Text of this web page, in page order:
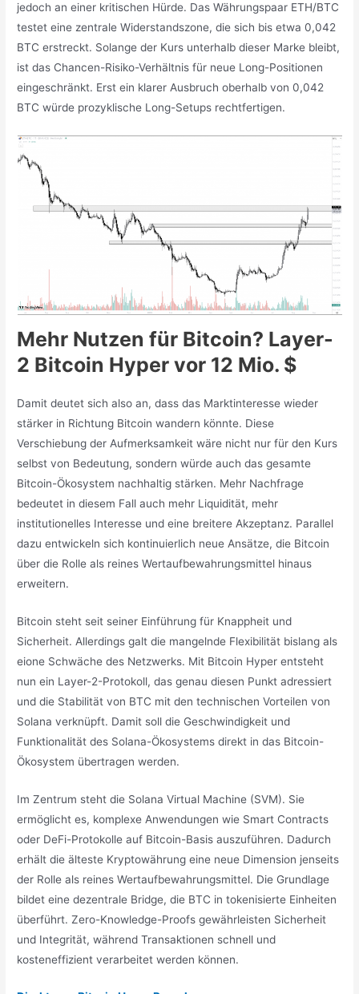
jedoch an einer kritischen Hürde. Das Währungspaar ETH/BTC
testet eine zentrale Widerstandszone, die sich bis etwa 0,042
BTC erstreckt. Solange der Kurs unterhalb dieser Marke bleibt,
ist das Chancen-Risiko-Verhältnis für neue Long-Positionen
eingeschränkt. Erst ein klarer Ausbruch oberhalb von 0,042
BTC würde prozyklische Long-Setups rechtfertigen.
Mehr Nutzen für Bitcoin? Layer-
2 Bitcoin Hyper vor 12 Mio. $
Damit deutet sich also an, dass das Marktinteresse wieder
stärker in Richtung Bitcoin wandern könnte. Diese
Verschiebung der Aufmerksamkeit wäre nicht nur für den Kurs
selbst von Bedeutung, sondern würde auch das gesamte
Bitcoin-Ökosystem nachhaltig stärken. Mehr Nachfrage
bedeutet in diesem Fall auch mehr Liquidität, mehr
institutionelles Interesse und eine breitere Akzeptanz. Parallel
dazu entwickeln sich kontinuierlich neue Ansätze, die Bitcoin
über die Rolle als reines Wertaufbewahrungsmittel hinaus
erweitern.
Bitcoin steht seit seiner Einführung für Knappheit und
Sicherheit. Allerdings galt die mangelnde Flexibilität bislang als
eione Schwäche des Netzwerks. Mit Bitcoin Hyper entsteht
nun ein Layer-2-Protokoll, das genau diesen Punkt adressiert
und die Stabilität von BTC mit den technischen Vorteilen von
Solana verknüpft. Damit soll die Geschwindigkeit und
Funktionalität des Solana-Ökosystems direkt in das Bitcoin-
Ökosystem übertragen werden.
Im Zentrum steht die Solana Virtual Machine (SVM). Sie
ermöglicht es, komplexe Anwendungen wie Smart Contracts
oder DeFi-Protokolle auf Bitcoin-Basis auszuführen. Dadurch
erhält die älteste Kryptowährung eine neue Dimension jenseits
der Rolle als reines Wertaufbewahrungsmittel. Die Grundlage
bildet eine dezentrale Bridge, die BTC in tokenisierte Einheiten
überführt. Zero-Knowledge-Proofs gewährleisten Sicherheit
und Integrität, während Transaktionen schnell und
kosteneffizient verarbeitet werden können.